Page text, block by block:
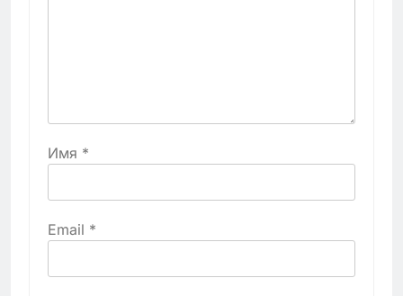
Имя *
Email *